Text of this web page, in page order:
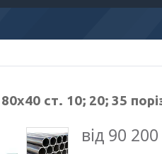
ст. 10; 20; 35
від 90